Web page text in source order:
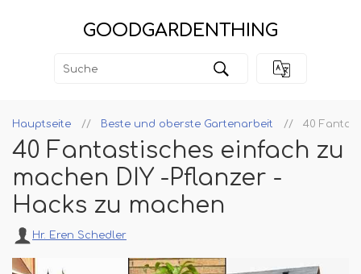
GOODGARDENTHING
Hauptseite Beste und oberste Gartenarbeit 40
40 Fantastisches einfach zu
machen DIY -Pflanzer -
Hacks zu machen
Hr. Eren Schedler